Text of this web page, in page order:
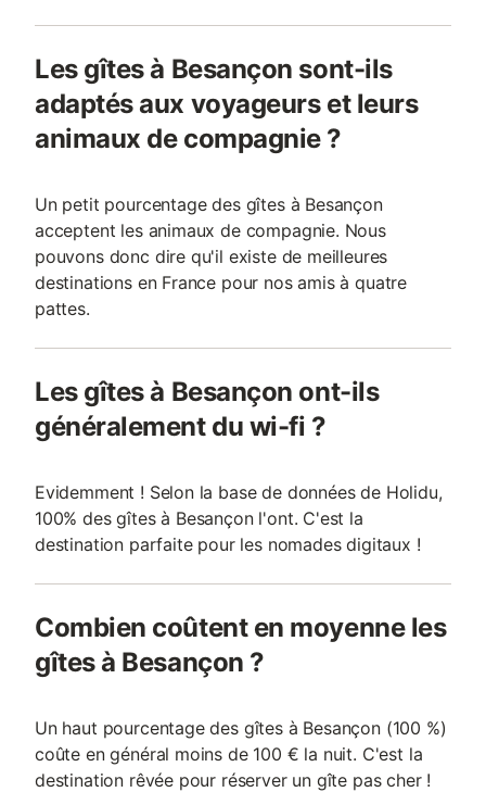
Les gîtes à Besançon sont-ils
adaptés aux voyageurs et leurs
animaux de compagnie ?
Un petit pourcentage des gîtes à Besançon
acceptent les animaux de compagnie. Nous
pouvons donc dire qu'il existe de meilleures
destinations en France pour nos amis à quatre
pattes.
Les gîtes à Besançon ont-ils
généralement du wi-fi ?
Evidemment ! Selon la base de données de Holidu,
100% des gîtes à Besançon l'ont. C'est la
destination parfaite pour les nomades digitaux !
Combien coûtent en moyenne les
gîtes à Besançon ?
Un haut pourcentage des gîtes à Besançon (100 %)
coûte en général moins de 100 € la nuit. C'est la
destination rêvée pour réserver un gîte pas cher !